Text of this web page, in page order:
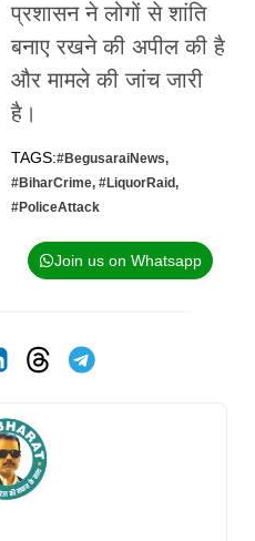
प्रशासन ने लोगों से शांति
बनाए रखने की अपील की है
और मामले की जांच जारी
है।
TAGS:#BegusaraiNews,
#BiharCrime, #LiquorRaid,
#PoliceAttack
Join us on Whatsapp